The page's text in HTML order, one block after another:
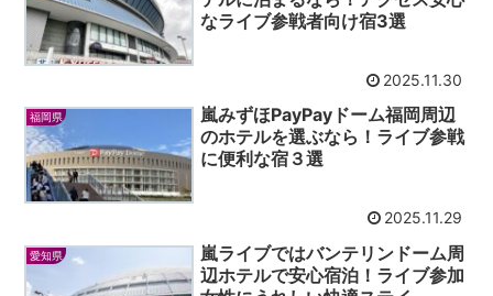
なライブ参戦者向け宿3選
2025.11.30
福岡県
嵐みずほPayPayドーム福岡周辺
のホテルを選ぶなら！ライブ参戦
に便利な宿３選
2025.11.29
愛知県
嵐ライブではバンテリンドーム周
辺ホテルで安心宿泊！ライブ参加